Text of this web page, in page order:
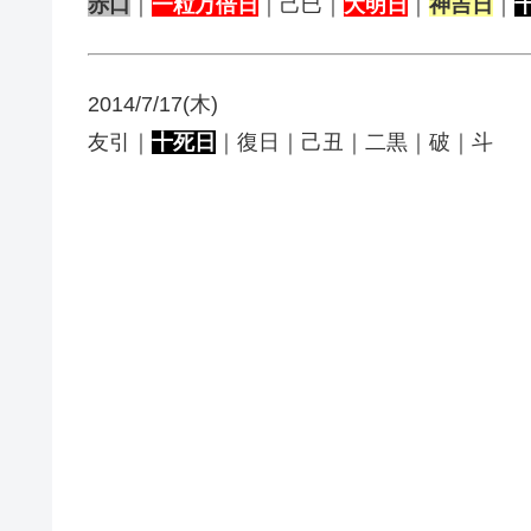
2014/7/17(木)
友引｜ 十死日 ｜復日｜己丑｜二黒｜破｜斗